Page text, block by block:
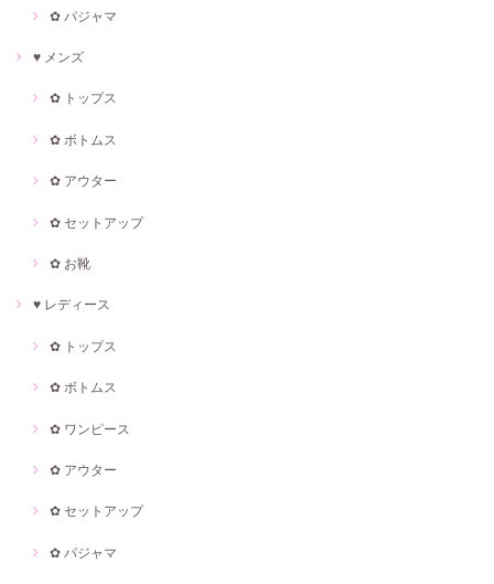
✿ パジャマ
♥ メンズ
✿ トップス
✿ ボトムス
✿ アウター
✿ セットアップ
✿ お靴
♥ レディース
✿ トップス
✿ ボトムス
✿ ワンピース
✿ アウター
✿ セットアップ
✿ パジャマ